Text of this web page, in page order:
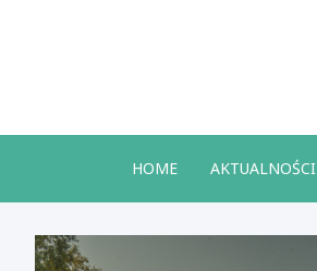
HOME AKTUALNOŚCI